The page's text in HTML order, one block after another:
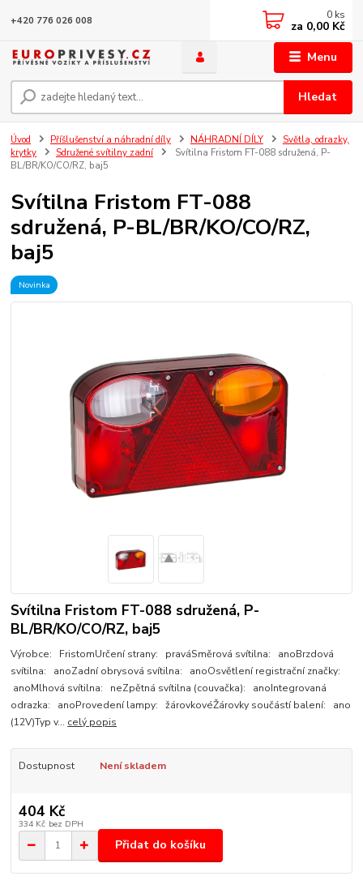
Menu
Hledat
+420 776 026 008 0 ks
za 0,00 Kč
Úvod Příšlušenství a náhradní díly NÁHRADNÍ DÍLY
Světla, odrazky,
krytky
Sdružené svítilny zadní
Svítilna Fristom FT-088 sdružená, P-
BL/BR/KO/CO/RZ, baj5
Svítilna Fristom FT-088
sdružená, P-BL/BR/KO/CO/RZ,
baj5
Novinka
Svítilna Fristom FT-088 sdružená, P-
BL/BR/KO/CO/RZ, baj5
Výrobce: FristomUrčení strany: praváSměrová svítilna: anoBrzdová
svítilna: anoZadní obrysová svítilna: anoOsvětlení registrační značky:
anoMlhová svítilna: neZpětná svítilna (couvačka): anoIntegrovaná
odrazka: anoProvedení lampy: žárovkovéŽárovky součástí balení: ano
(12V)Typ v... celý popis
Dostupnost Není skladem
404 Kč
334 Kč bez DPH
Přidat do košíku